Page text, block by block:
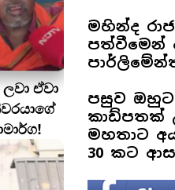
ඒවා
මහින්ද
පත්වීමෙන්
පසුව ඔහුට
කාඩ්පතක්
මහතාට
30 කට